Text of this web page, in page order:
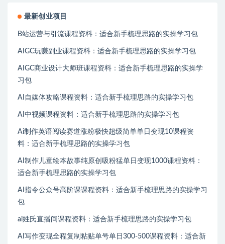
最新创业项目
B站运营与引流课程资料：适合新手梳理思路的实操学习包
AIGC玩赚副业课程资料：适合新手梳理思路的实操学习包
AIGC商业设计大师班课程资料：适合新手梳理思路的实操学
习包
AI自媒体攻略课程资料：适合新手梳理思路的实操学习包
AI中视频课程资料：适合新手梳理思路的实操学习包
Ai制作英语阅读赛道涨粉极快超级简单单日变现10课程资
料：适合新手梳理思路的实操学习包
AI制作儿童绘本故事纯原创吸粉猛单日变现1000课程资料：
适合新手梳理思路的实操学习包
AI指令公众号高阶课课程资料：适合新手梳理思路的实操学习
包
ai姓氏直播间课程资料：适合新手梳理思路的实操学习包
AI写作变现全程复制粘贴单号单日300-500课程资料：适合新